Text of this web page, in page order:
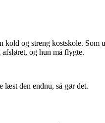
kold og streng kostskole. Som
og hun må flygte.
læst den endnu, så gør det.